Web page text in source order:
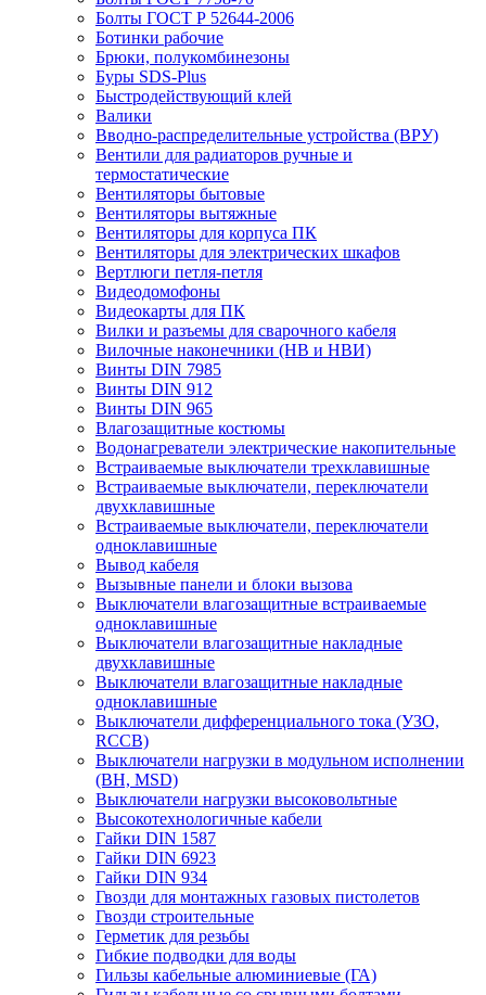
Болты ГОСТ Р 52644-2006
Ботинки рабочие
Брюки, полукомбинезоны
Буры SDS-Plus
Быстродействующий клей
Валики
Вводно-распределительные устройства (ВРУ)
Вентили для радиаторов ручные и
термостатические
Вентиляторы бытовые
Вентиляторы вытяжные
Вентиляторы для корпуса ПК
Вентиляторы для электрических шкафов
Вертлюги петля-петля
Видеодомофоны
Видеокарты для ПК
Вилки и разъемы для сварочного кабеля
Вилочные наконечники (НВ и НВИ)
Винты DIN 7985
Винты DIN 912
Винты DIN 965
Влагозащитные костюмы
Водонагреватели электрические накопительные
Встраиваемые выключатели трехклавишные
Встраиваемые выключатели, переключатели
двухклавишные
Встраиваемые выключатели, переключатели
одноклавишные
Вывод кабеля
Вызывные панели и блоки вызова
Выключатели влагозащитные встраиваемые
одноклавишные
Выключатели влагозащитные накладные
двухклавишные
Выключатели влагозащитные накладные
одноклавишные
Выключатели дифференциального тока (УЗО,
RCCB)
Выключатели нагрузки в модульном исполнении
(ВН, MSD)
Выключатели нагрузки высоковольтные
Высокотехнологичные кабели
Гайки DIN 1587
Гайки DIN 6923
Гайки DIN 934
Гвозди для монтажных газовых пистолетов
Гвозди строительные
Герметик для резьбы
Гибкие подводки для воды
Гильзы кабельные алюминиевые (ГА)